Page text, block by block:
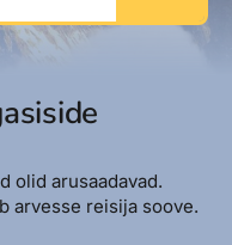
olid arusaadavad.
arvesse reisija soove.